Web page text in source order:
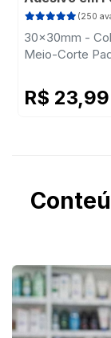
(250
30x30mm -
Meio-Corte
R$ 23,99